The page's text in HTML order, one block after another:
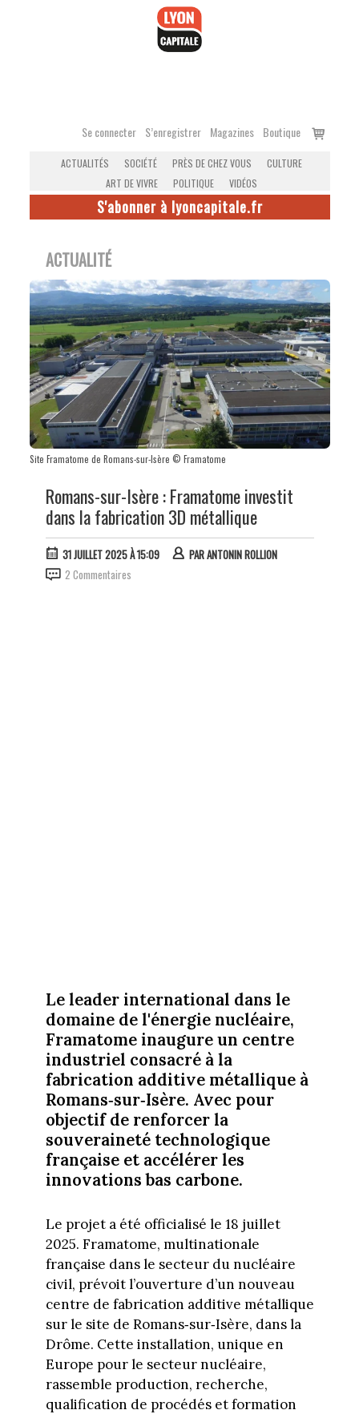
Se connecter S’enregistrer Magazines Boutique
Voir
ACTUALITÉS SOCIÉTÉ PRÈS DE CHEZ VOUS
CULTURE
ART DE VIVRE
POLITIQUE VIDÉOS
S'abonner à lyoncapitale.fr
ACTUALITÉ
Site Framatome de Romans-sur-Isère © Framatome
Romans-sur-Isère : Framatome investit
dans la fabrication 3D métallique
31 JUILLET 2025 À 15:09 PARANTONIN ROLLION
2 Commentaires
Le leader international dans le
domaine de l'énergie nucléaire,
Framatome inaugure un centre
industriel consacré à la
fabrication additive métallique à
Romans‑sur‑Isère. Avec pour
objectif de renforcer la
souveraineté technologique
française et accélérer les
innovations bas carbone.
Le projet a été officialisé le 18 juillet
2025. Framatome, multinationale
française dans le secteur du nucléaire
civil, prévoit l’ouverture d’un nouveau
centre de fabrication additive métallique
sur le site de Romans‑sur‑Isère, dans la
Drôme. Cette installation, unique en
Europe pour le secteur nucléaire,
rassemble production, recherche,
qualification de procédés et formation